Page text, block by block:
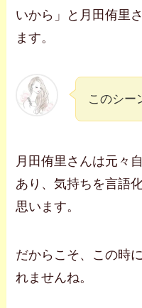
いから」と月田侑里
ます。
このシー
月田侑里さんは元々
あり、気持ちを言語
思います。
だからこそ、この時
れませんね。